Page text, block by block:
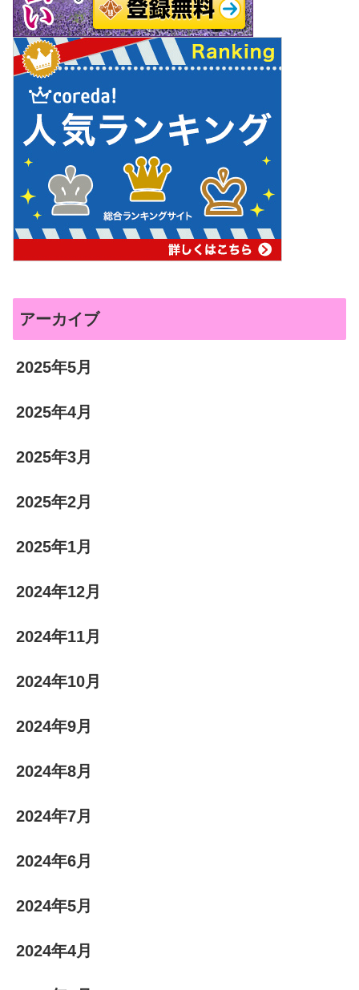
アーカイブ
2025年5月
2025年4月
2025年3月
2025年2月
2025年1月
2024年12月
2024年11月
2024年10月
2024年9月
2024年8月
2024年7月
2024年6月
2024年5月
2024年4月